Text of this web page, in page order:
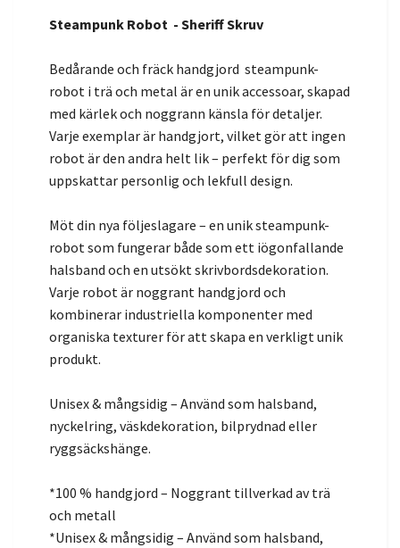
Steampunk Robot - Sheriff Skruv
Bedårande och fräck handgjord steampunk-
robot i trä och metal är en unik accessoar, skapad
med kärlek och noggrann känsla för detaljer.
Varje exemplar är handgjort, vilket gör att ingen
robot är den andra helt lik – perfekt för dig som
uppskattar personlig och lekfull design.
Möt din nya följeslagare – en unik steampunk-
robot som fungerar både som ett iögonfallande
halsband och en utsökt skrivbordsdekoration.
Varje robot är noggrant handgjord och
kombinerar industriella komponenter med
organiska texturer för att skapa en verkligt unik
produkt.
Unisex & mångsidig – Använd som halsband,
nyckelring, väskdekoration, bilprydnad eller
ryggsäckshänge.
*100 % handgjord – Noggrant tillverkad av trä
och metall
*Unisex & mångsidig – Använd som halsband,